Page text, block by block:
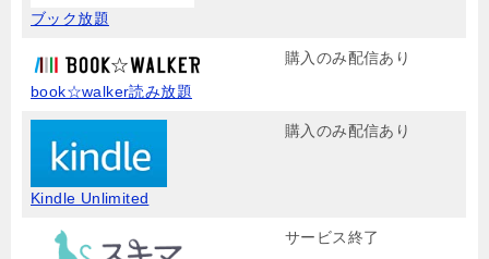
ブック放題
book☆walker読み放題
購入のみ配信あり
Kindle Unlimited
購入のみ配信あり
サービス終了